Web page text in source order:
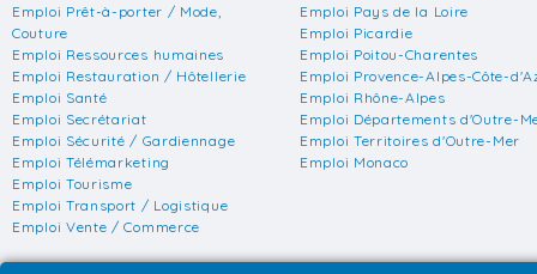
Emploi Prêt-à-porter / Mode,
Couture
Emploi Ressources humaines
Emploi Restauration / Hôtellerie
Emploi Santé
Emploi Secrétariat
Emploi Sécurité / Gardiennage
Emploi Télémarketing
Emploi Tourisme
Emploi Transport / Logistique
Emploi Vente / Commerce
Emploi Pays de la Loire
Emploi Picardie
Emploi Poitou-Charentes
Emploi Provence-Alpes-Côte-
Emploi Rhône-Alpes
Emploi Départements d'Outre-
Emploi Territoires d'Outre-Mer
Emploi Monaco